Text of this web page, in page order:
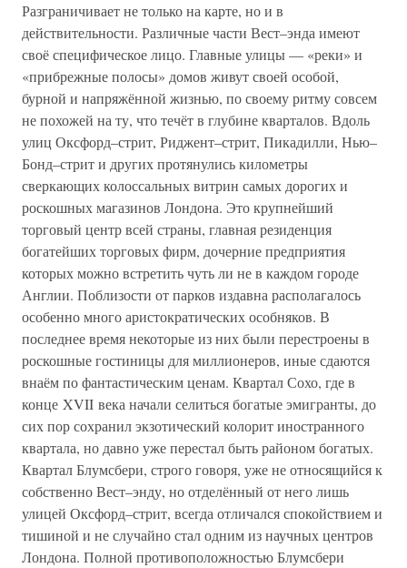
Разграничивает не только на карте, но и в
действительности. Различные части Вест–энда имеют
своё специфическое лицо. Главные улицы — «реки» и
«прибрежные полосы» домов живут своей особой,
бурной и напряжённой жизнью, по своему ритму совсем
не похожей на ту, что течёт в глубине кварталов. Вдоль
улиц Оксфорд–стрит, Риджент–стрит, Пикадилли, Нью–
Бонд–стрит и других протянулись километры
сверкающих колоссальных витрин самых дорогих и
роскошных магазинов Лондона. Это крупнейший
торговый центр всей страны, главная резиденция
богатейших торговых фирм, дочерние предприятия
которых можно встретить чуть ли не в каждом городе
Англии. Поблизости от парков издавна располагалось
особенно много аристократических особняков. В
последнее время некоторые из них были перестроены в
роскошные гостиницы для миллионеров, иные сдаются
внаём по фантастическим ценам. Квартал Сохо, где в
конце XVII века начали селиться богатые эмигранты, до
сих пор сохранил экзотический колорит иностранного
квартала, но давно уже перестал быть районом богатых.
Квартал Блумсбери, строго говоря, уже не относящийся к
собственно Вест–энду, но отделённый от него лишь
улицей Оксфорд–стрит, всегда отличался спокойствием и
тишиной и не случайно стал одним из научных центров
Лондона. Полной противоположностью Блумсбери